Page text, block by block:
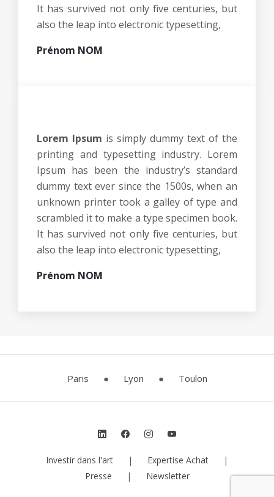
It has survived not only five centuries, but
also the leap into electronic typesetting,
Prénom NOM
Lorem Ipsum is simply dummy text of the
printing and typesetting industry. Lorem
Ipsum has been the industry’s standard
dummy text ever since the 1500s, when an
unknown printer took a galley of type and
scrambled it to make a type specimen book.
It has survived not only five centuries, but
also the leap into electronic typesetting,
Prénom NOM
Paris ● Lyon ● Toulon
Investir dans l'art | Expertise Achat
|
Presse
| Newsletter